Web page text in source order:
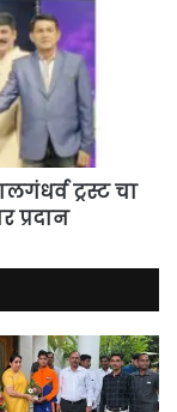
ट्रस्ट चा
प्रदान